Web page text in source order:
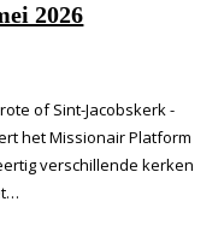
2026
of Sint-Jacobskerk -
het Missionair Platform
verschillende kerken